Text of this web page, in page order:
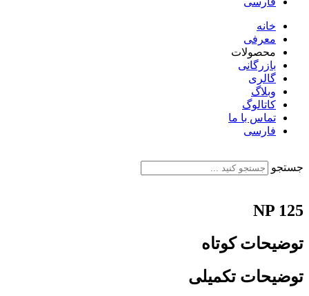
خانه
معرفی
محصولات
بازرگانی
گالری
وبلاگ
کاتالوگ
تماس با ما
فارسی
جستجو
NP 125
توضیحات کوتاه
توضیحات تکمیلی